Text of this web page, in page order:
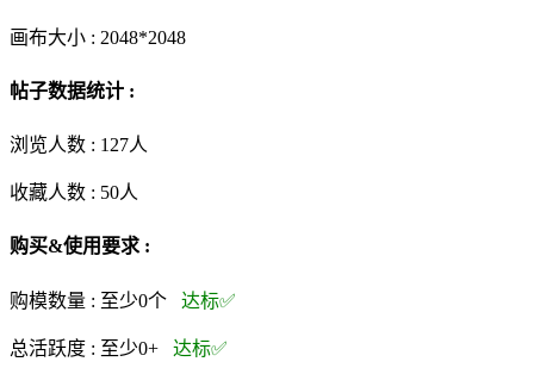
画布大小 : 2048*2048
帖子数据统计 :
浏览人数 : 127人
收藏人数 : 50人
购买&使用要求 :
购模数量 : 至少0个 达标✅
总活跃度 : 至少0+ 达标✅